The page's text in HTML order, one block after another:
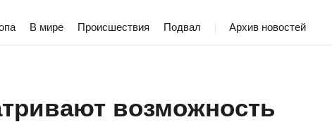
В мире Происшествия Подвал Архив новостей
возможность